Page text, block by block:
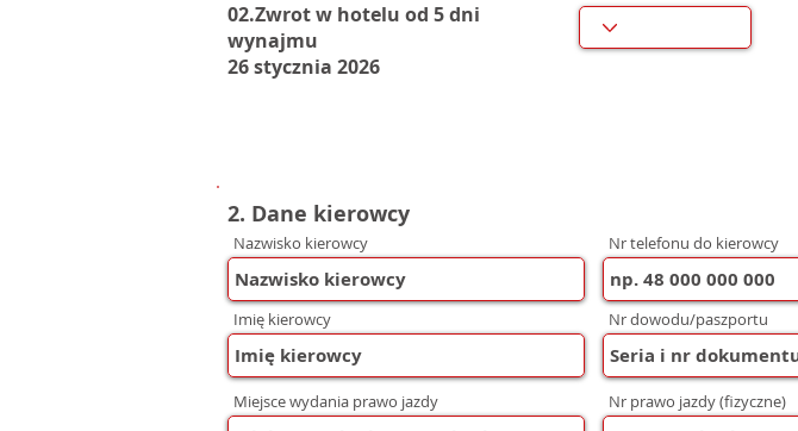
02.Zwrot w hotelu od 5 dni
wynajmu
26 stycznia 2026
2. Dane kierowcy
Nazwisko kierowcy
Imię kierowcy
Nr telefonu do kierowcy
Nr dowodu/paszportu
Miejsce wydania prawo jazdy Nr prawo jazdy (fizyczne)